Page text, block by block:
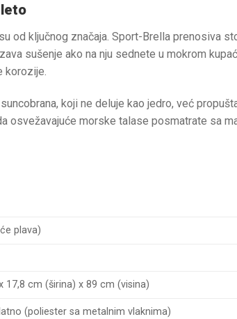
od ključnog značaja. Sport-Brella prenosiva
sušenje ako na nju sednete u mokrom
korozije.
koji ne deluje kao jedro, već
osvežavajuće morske talase posmatrate sa
plava)
17,8 cm (širina) x 89 cm (visina)
(poliester sa metalnim vlaknima)